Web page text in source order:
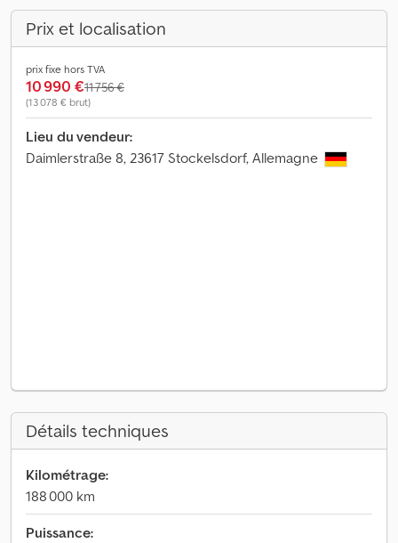
Prix et localisation
prix fixe hors TVA
10 990 €11 756 €
(13 078 € brut)
Lieu du vendeur:
Daimlerstraße 8, 23617 Stockelsdorf, Allemagne
Détails techniques
Kilométrage:
188 000 km
Puissance: